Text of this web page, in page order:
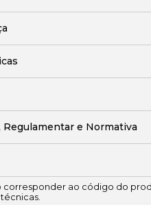
Regulamentar e Normativa
corresponder ao código do